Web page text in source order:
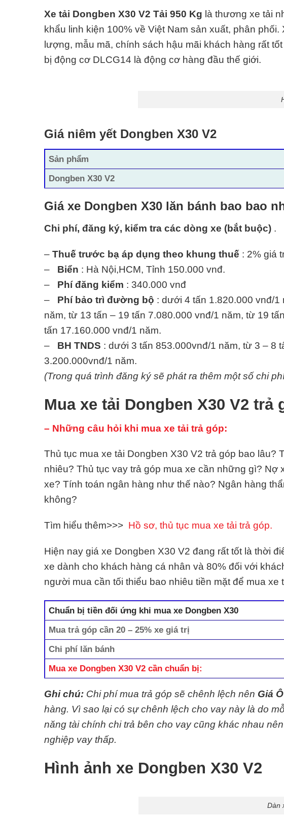
Xe tải Dongben X30 V2 Tải 950 Kg là thương xe tải
khẩu linh kiện 100% về Việt Nam sản xuất, phân phối.
lượng, mẫu mã, chính sách hậu mãi khách hàng rất
bị động cơ DLCG14 là động cơ hàng đầu thế giới.
Giá niêm yết Dongben X30 V2
Sản phẩm
Dongben X30 V2
Giá xe Dongben X30 lăn bánh bao bao
Chi phí, đăng ký, kiểm tra các dòng xe (bắt buộc) .
– Thuế trước bạ áp dụng theo khung thuế : 2% giá
– Biển : Hà Nội,HCM, Tỉnh 150.000 vnđ.
– Phí đăng kiểm : 340.000 vnđ
– Phí bảo trì đường bộ : dưới 4 tấn 1.820.000 vnđ/1
năm, từ 13 tấn – 19 tấn 7.080.000 vnđ/1 năm, từ 19
tấn 17.160.000 vnđ/1 năm.
– BH TNDS : dưới 3 tấn 853.000vnđ/1 năm, từ 3 – 8
3.200.000vnđ/1 năm.
(Trong quá trình đăng ký sẽ phát ra thêm một số chi
Mua xe tải Dongben X30 V2 trả
– Những câu hỏi khi mua xe tải trả góp:
Thủ tục mua xe tải Dongben X30 V2 trả góp bao lâu?
nhiêu? Thủ tục vay trả góp mua xe cần những gì?
xe? Tính toán ngân hàng như thế nào? Ngân hàng
không?
Tìm hiểu thêm>>> Hồ sơ, thủ tục mua xe tải trả góp.
Hiện nay giá xe Dongben X30 V2 đang rất tốt là thời
xe dành cho khách hàng cá nhân và 80% đối với
người mua cần tối thiểu bao nhiêu tiền mặt để mua xe
Chuẩn bị tiền đối ứng khi mua xe Dongben X30
Mua trả góp cần 20 – 25% xe giá trị
Chi phí lăn bánh
Mua xe Dongben X30 V2 cần chuẩn bị:
Ghi chú: Chi phí mua trả góp sẽ chênh lệch nên Giá
hàng. Vì sao lại có sự chênh lệch cho vay này là do
năng tài chính chi trả bên cho vay cũng khác nhau
nghiệp vay thấp.
Hình ảnh xe Dongben X30 V2
Dàn